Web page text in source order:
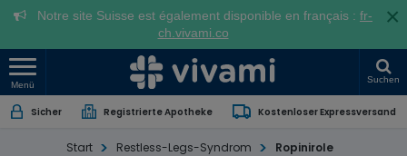
Notre site Suisse est également disponible en français : fr-
ch.vivami.co
×
Menü
Suchen
Sicher Registrierte Apotheke Kostenloser Expressversand
Start Restless-Legs-Syndrom Ropinirole